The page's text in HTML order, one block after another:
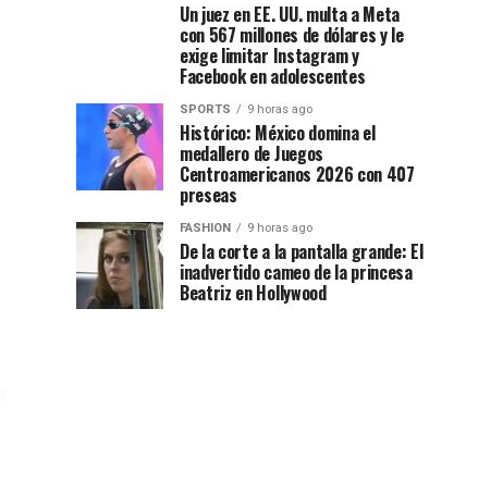
Un juez en EE. UU. multa a Meta
con 567 millones de dólares y le
exige limitar Instagram y
Facebook en adolescentes
SPORTS 9 horas ago
Histórico: México domina el
medallero de Juegos
Centroamericanos 2026 con 407
preseas
FASHION 9 horas ago
De la corte a la pantalla grande: El
inadvertido cameo de la princesa
Beatriz en Hollywood